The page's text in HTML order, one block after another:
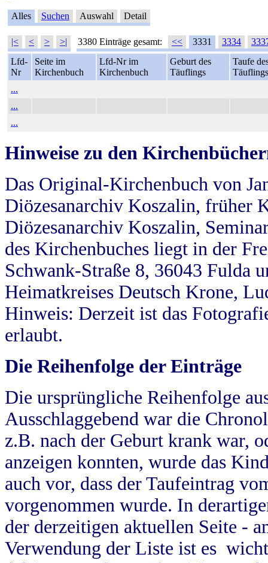
Alles Suchen Auswahl Detail
|< < > >| 3380 Einträge gesamt: << 3331 3334
Lfd-
Nr
Seite im
Kirchenbuch
Lfd-Nr im
Kirchenbuch
Geburt des
Täuflings
Taufe
Täuflings
...
...
...
Hinweise zu den
Das Original-Kirchenbuch von
Diözesanarchiv Koszalin, früher
Diözesanarchiv Koszalin,
des Kirchenbuches liegt in der
Schwank-Straße 8, 36043 Fulda
Heimatkreises Deutsch Krone,
Hinweis: Derzeit ist das
erlaubt.
Die Reihenfolge der Einträge
Die ursprüngliche Reihenfolge
Ausschlaggebend war die
z.B. nach der Geburt krank war,
anzeigen konnten, wurde das
auch vor, dass der Taufeintrag
vorgenommen wurde. In
der derzeitigen aktuellen Seite -
Verwendung der Liste ist es